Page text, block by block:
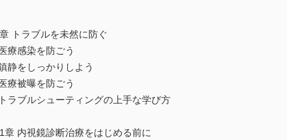
トラブルを未然に防ぐ
療感染を防ごう
静をしっかりしよう
療被曝を防ごう
ラブルシューティングの上手な学び方
章 内視鏡診断治療をはじめる前に